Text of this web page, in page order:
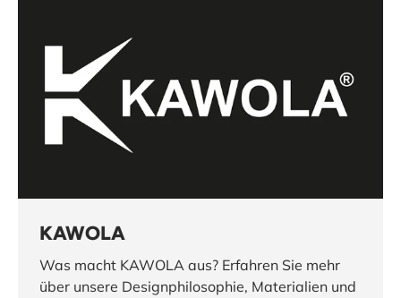
KAWOLA
Was macht KAWOLA aus? Erfahren Sie mehr
über unsere Designphilosophie, Materialien und